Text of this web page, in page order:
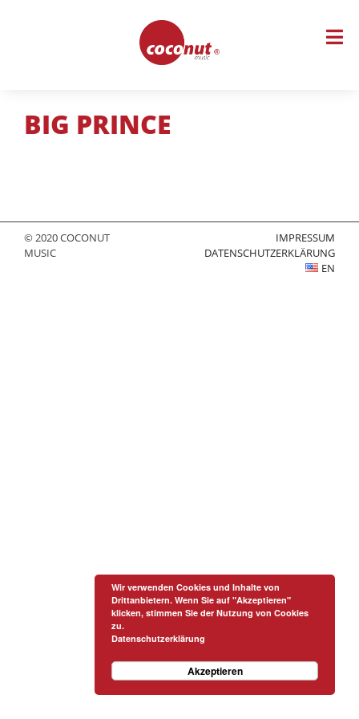
BIG PRINCE
© 2020 COCONUT
MUSIC
IMPRESSUM
DATENSCHUTZERKLÄRUNG
EN
Wir verwenden Cookies und Inhalte von
Drittanbietern. Wenn Sie auf "Akzeptieren"
klicken, stimmen Sie der Nutzung von Cookies
zu.
Datenschutzerklärung
Akzeptieren